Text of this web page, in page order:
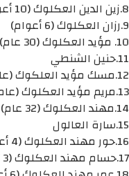
8.زين الدين العكلوك (10 أعوام)
9.رزان العكلوك (6 أعوام)
10. مؤيد العكلوك (30 عام)
11.حنين الشنطي
12.مسك مؤيد العلكوك (عامين)
13.مريم مؤيد العكلوك (عام واحد)
14.مهند العكلوك (32 عام)
15.سارة العالول
16.حور مهند العكلوك (4 أعوام)
17.حسام مهند العكلوك (3 أعوام)